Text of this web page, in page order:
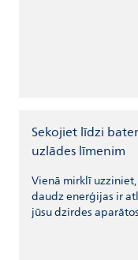
Sekojiet līdzi
uzlādes līmenim
Vienā mirklī
daudz enerģijas ir
jūsu dzirdes